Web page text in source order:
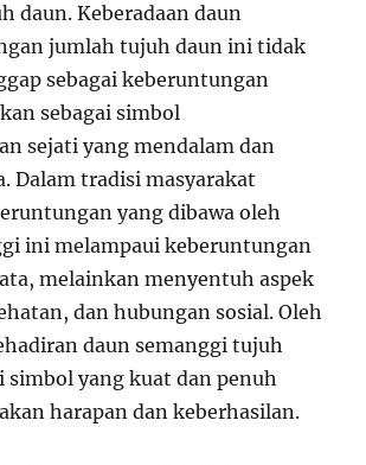
daun. Keberadaan daun
jumlah tujuh daun ini tidak
sebagai keberuntungan
sebagai simbol
sejati yang mendalam dan
Dalam tradisi masyarakat
yang dibawa oleh
ini melampaui keberuntungan
melainkan menyentuh aspek
dan hubungan sosial. Oleh
daun semanggi tujuh
simbol yang kuat dan penuh
harapan dan keberhasilan.